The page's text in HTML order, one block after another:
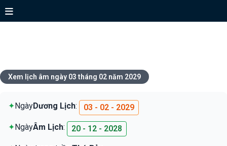
Xem lịch âm ngày 03 tháng 02 năm 2029
✦NgàyDương Lịch: 03 - 02 - 2029
✦NgàyÂm Lịch: 20 - 12 - 2028